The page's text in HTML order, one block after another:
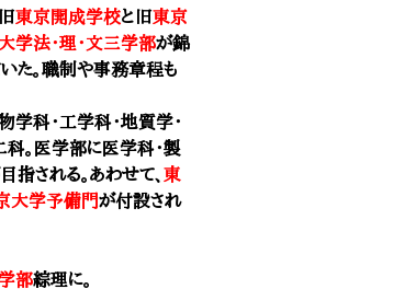
東京開成学校と旧東京
学法・理・文三学部が錦
た。職制や事務章程も
科・工学科・地質学・
。医学部に医学科・製
される。あわせて、 東
大学予備門が付設され
部綜理に。